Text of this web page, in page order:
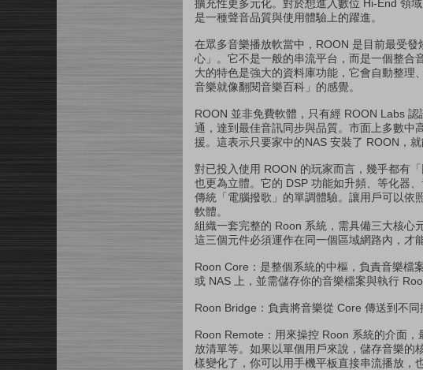
擴充性更多元化。對於想進入數位 Hi-End 領
是一種聲音品質與使用體驗上的躍進。
在眾多音樂播放軟當中，ROON 是目前最受
心」。它不是一般的串流平台，而是一個整合
大的特色是強大的資料庫功能，它會自動整理
音樂就像翻閱音樂百科」的感覺。
ROON 並非免費軟體，只有經 ROON Labs
通，達到最佳音訊同步與品質。市面上多數中
援。這表示只要家中的NAS 安裝了 ROON，
對已投入使用 ROON 的玩家而言，幾乎都有
也更為立體。它的 DSP 功能如升頻、等化器
傳統「電腦撥歌」的單調體驗。讓用戶可以依
軟體。
組織一套完整的 Roon 系統，需具備三大核
這三個元件必須運作在同一個區域網路內，才
Roon Core：是整個系統的中樞，負責音樂檔
或 NAS 上，並需儲存你的音樂檔案與執行
Roon Bridge：負責將音樂從 Core 傳送到不
Roon Remote：用來操控 Roon 系統的介面
放清單等。如果以單個用戶來說，儲存音樂的
樣變化了，你可以用手機平板直接串流播放，